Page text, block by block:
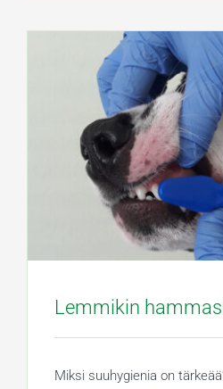
Lemmikin
Miksi suuhygienia on